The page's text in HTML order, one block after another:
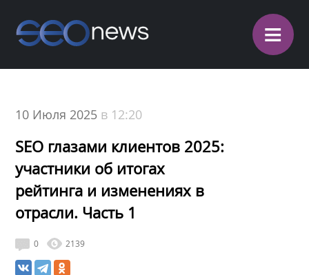
≡
10 Июля 2025 в 12:20
SEO глазами клиентов 2025:
участники об итогах
рейтинга и изменениях в
отрасли. Часть 1
0 2139